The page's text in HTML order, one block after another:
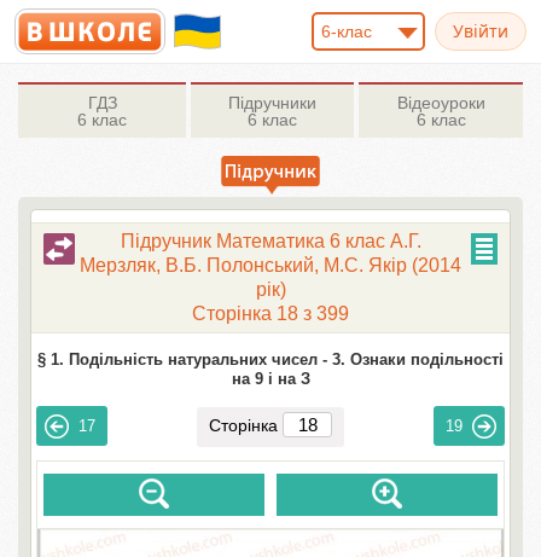
6-клас
ГДЗ
6 клас
Підручники
6 клас
Відеоуроки
6 клас
Підручник Математика 6 клас А.Г.
Мерзляк, В.Б. Полонський, М.С. Якір (2014
рік)
Сторінка 18 з 399
§ 1. Подільність натуральних чисел - 3. Ознаки подільності
на 9 і на З
17 Сторінка 19